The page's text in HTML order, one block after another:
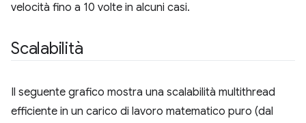
velocità fino a 10 volte in alcuni casi.
Scalabilità
Il seguente grafico mostra una scalabilità multithread
efficiente in un carico di lavoro matematico puro (dal